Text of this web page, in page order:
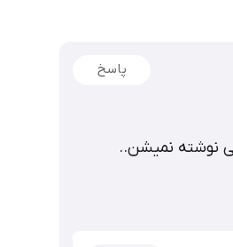
پاسخ
نوشته نمیشن..